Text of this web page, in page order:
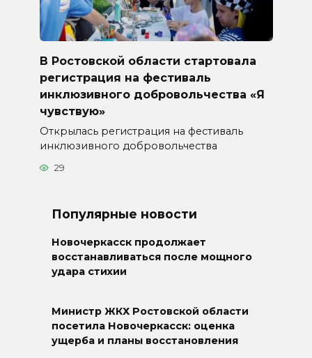
В Ростовской области стартовала
регистрация на фестиваль
инклюзивного добровольчества «Я
чувствую»
Открылась регистрация на фестиваль
инклюзивного добровольчества
29
Популярные новости
Новочеркасск продолжает
восстанавливаться после мощного
удара стихии
Министр ЖКХ Ростовской области
посетила Новочеркасск: оценка
ущерба и планы восстановления